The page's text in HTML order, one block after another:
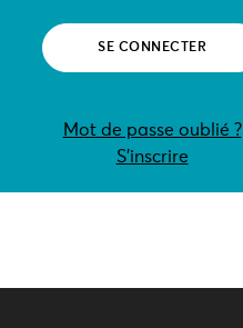
Mot de passe oublié ?
S’inscrire